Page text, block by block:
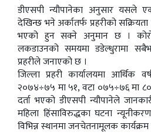
डीएसपी न्यौपानेका अनुसार यसले
देखिन्छ भने अर्कातर्फ प्रहरीको
भएको हुन सक्ने अनुमान छ ।
लकडाउनको समयमा डडेल्धुरामा
प्रहरीले जनाएको छ ।
जिल्ला प्रहरी कार्यालयमा आर्थिक
२०७४÷७५ मा ५१, वटा ०७५÷७६ मा
दर्ता भएको डीएसपी न्यौपानेले
महिला हिंसाविरुद्धका घटना
विभिन्न स्थानमा जनचेतनामूलक